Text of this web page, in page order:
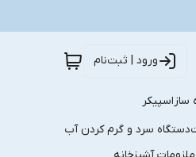
ورود | ثبت‌نام
سازاسپیکر
دستگاه سرد و گرم کردن آب